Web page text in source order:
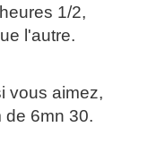
1/2,
l'autre.
vous aimez,
de 6mn 30.